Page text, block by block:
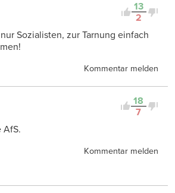
13
2
Sozialisten, zur Tarnung einfach
Kommentar melden
18
7
AfS.
Kommentar melden